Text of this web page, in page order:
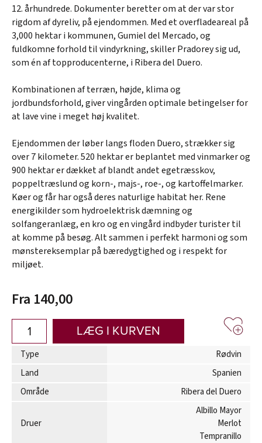
12. århundrede. Dokumenter beretter om at der var stor
rigdom af dyreliv, på ejendommen. Med et overfladeareal på
3,000 hektar i kommunen, Gumiel del Mercado, og
fuldkomne forhold til vindyrkning, skiller Pradorey sig ud,
som én af topproducenterne, i Ribera del Duero.
Kombinationen af terræn, højde, klima og
jordbundsforhold, giver vingården optimale betingelser for
at lave vine i meget høj kvalitet.
Ejendommen der løber langs floden Duero, strækker sig
over 7 kilometer. 520 hektar er beplantet med vinmarker og
900 hektar er dækket af blandt andet egetræsskov,
poppeltræslund og korn-, majs-, roe-, og kartoffelmarker.
Køer og får har også deres naturlige habitat her. Rene
energikilder som hydroelektrisk dæmning og
solfangeranlæg, en kro og en vingård indbyder turister til
at komme på besøg. Alt sammen i perfekt harmoni og som
mønstereksemplar på bæredygtighed og i respekt for
miljøet.
Fra 140,00
LÆG I KURVEN
Type
Rødvin
Land
Spanien
Område
Ribera del Duero
Druer
Albillo Mayor
Merlot
Tempranillo